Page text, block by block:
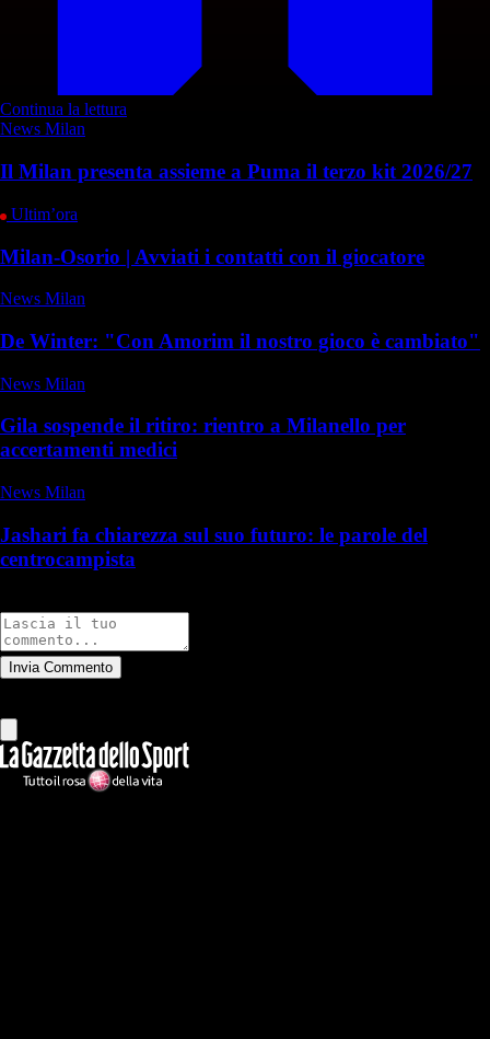
Continua la lettura
News Milan
Il Milan presenta assieme a Puma il terzo kit 2026/27
Ultim’ora
Milan-Osorio | Avviati i contatti con il giocatore
News Milan
De Winter: "Con Amorim il nostro gioco è cambiato"
News Milan
Gila sospende il ritiro: rientro a Milanello per
accertamenti medici
News Milan
Jashari fa chiarezza sul suo futuro: le parole del
centrocampista
Invia Commento